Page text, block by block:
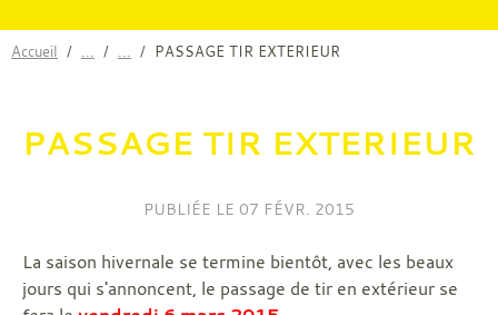
Accueil PASSAGE TIR EXTERIEUR
PASSAGE TIR EXTERIEUR
PUBLIÉE LE 07 FÉVR. 2015
La saison hivernale se termine bientôt, avec les beaux
jours qui s'annoncent, le passage de tir en extérieur se